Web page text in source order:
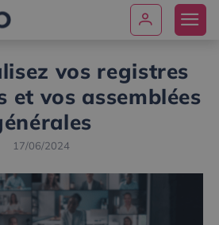
vos registres
et vos assemblées
17/06/2024